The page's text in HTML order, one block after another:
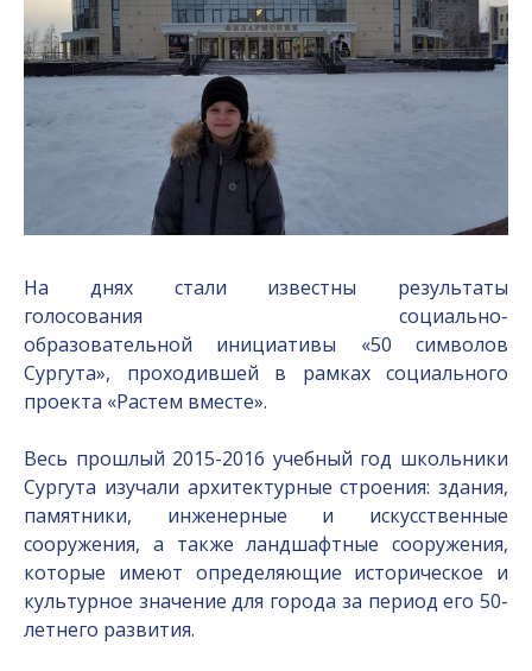
На днях стали известны результаты
голосования социально-
образовательной инициативы «50 символов
Сургута», проходившей в рамках социального
проекта «Растем вместе».
Весь прошлый 2015-2016 учебный год школьники
Сургута изучали архитектурные строения: здания,
памятники, инженерные и искусственные
сооружения, а также ландшафтные сооружения,
которые имеют определяющие историческое и
культурное значение для города за период его 50-
летнего развития.